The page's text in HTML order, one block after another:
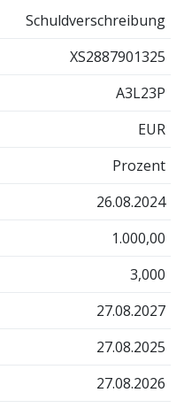
Schuldverschreibung
XS2887901325
A3L23P
EUR
Prozent
26.08.2024
1.000,00
3,000
27.08.2027
27.08.2025
27.08.2026